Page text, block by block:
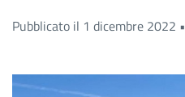
Pubblicato il 1 dicembre 2022 •